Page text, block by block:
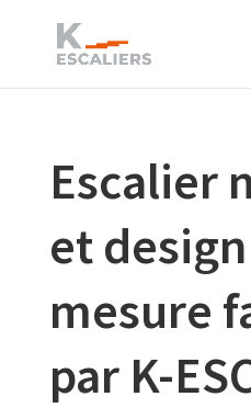
Escalier
et
mesure
par K-